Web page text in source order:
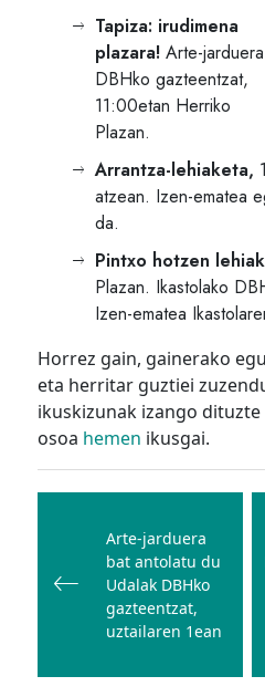
Tapiza: irudimena
plazara! Arte-jarduera
DBHko gazteentzat,
11:00etan Herriko
Plazan.
Arrantza-lehiaketa,
atzean. Izen-ematea
da.
Pintxo hotzen
Plazan. Ikastolako
Izen-ematea
Horrez gain, gainerako
eta herritar guztiei
ikuskizunak izango
osoa hemen ikusgai.
Bidalketetan
nabigatuArte-jarduera
bat antolatu du
Udalak DBHko
gazteentzat,
uztailaren 1ean